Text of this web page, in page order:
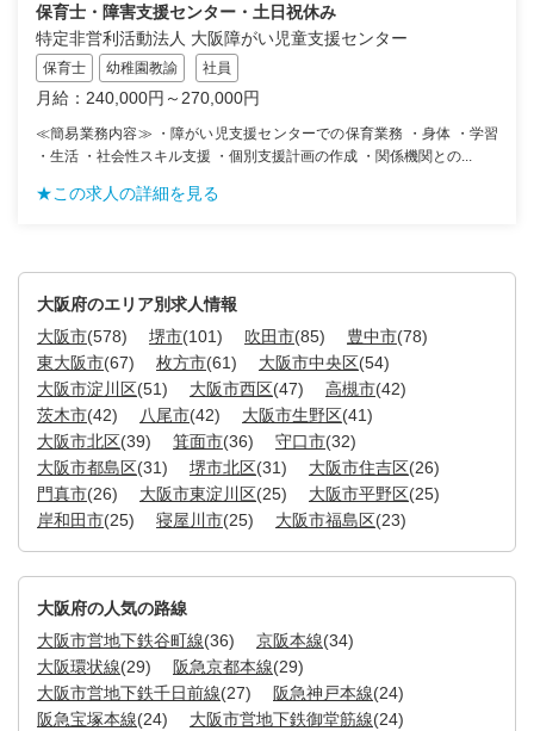
保育士・障害支援センター・土日祝休み
特定非営利活動法人 大阪障がい児童支援センター
保育士 幼稚園教諭 社員
月給：240,000円～270,000円
≪簡易業務内容≫ ・障がい児支援センターでの保育業務 ・身体 ・学習
・生活 ・社会性スキル支援 ・個別支援計画の作成 ・関係機関との...
★この求人の詳細を見る
大阪府のエリア別求人情報
大阪市(578) 堺市(101) 吹田市(85) 豊中市(78)
東大阪市(67) 枚方市(61) 大阪市中央区(54)
大阪市淀川区(51) 大阪市西区(47) 高槻市(42)
茨木市(42) 八尾市(42) 大阪市生野区(41)
大阪市北区(39) 箕面市(36) 守口市(32)
大阪市都島区(31) 堺市北区(31) 大阪市住吉区(26)
門真市(26) 大阪市東淀川区(25) 大阪市平野区(25)
岸和田市(25) 寝屋川市(25) 大阪市福島区(23)
大阪府の人気の路線
大阪市営地下鉄谷町線(36) 京阪本線(34)
大阪環状線(29) 阪急京都本線(29)
大阪市営地下鉄千日前線(27) 阪急神戸本線(24)
阪急宝塚本線(24) 大阪市営地下鉄御堂筋線(24)